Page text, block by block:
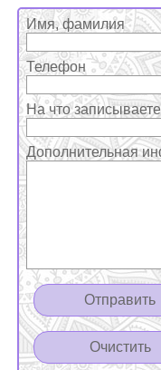
Имя, фамилия
Телефон
На что
Дополнительная